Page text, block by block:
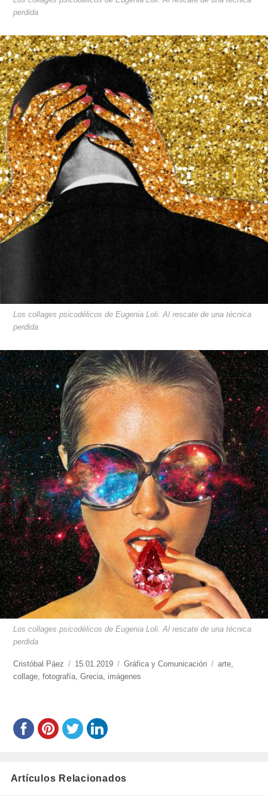
perdida
Los collages psicodélicos de Eugenia Loli. Al rescate de una técnica
perdida
Los collages psicodélicos de Eugenia Loli. Al rescate de una técnica
perdida
https://www.experimenta.es/author/cristobal-
paez/
Cristóbal Páez
Publicado
el
15.01.2019 Categorías
Gráfica y Comunicación Etiquetas
arte
collage ,fotografía ,Grecia imágenes
Artículos Relacionados